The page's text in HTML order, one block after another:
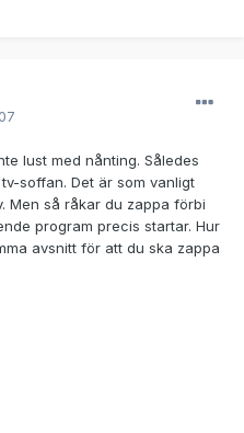
lust med nånting. Således
soffan. Det är som vanligt
Men så råkar du zappa förbi
program precis startar. Hur
avsnitt för att du ska zappa